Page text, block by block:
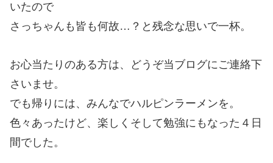
いたので
さっちゃんも皆も何故…？と残念な思いで一杯。
お心当たりのある方は、どうぞ当ブログにご連絡下
さいませ。
でも帰りには、みんなでハルピンラーメンを。
色々あったけど、楽しくそして勉強にもなった４日
間でした。